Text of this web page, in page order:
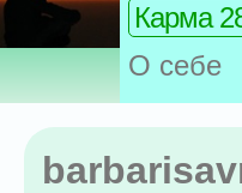
Карма
О себе